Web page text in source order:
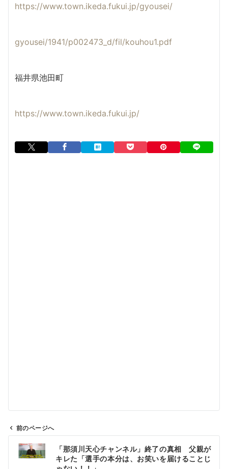
https://www.town.ikeda.fukui.jp/gyousei/
gyousei/1941/p002473_d/fil/kouhou1.pdf
福井県池田町
https://www.town.ikeda.fukui.jp/
前のページへ
「那須川天心チャンネル」終了の真相 父親が
キレた「選手の本分は、お笑いを届けることじ